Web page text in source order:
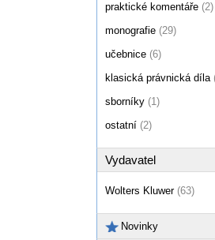
praktické komentáře (2)
monografie (29)
učebnice (6)
klasická právnická díla
sborníky (1)
ostatní (2)
Vydavatel
Wolters Kluwer (63)
Novinky